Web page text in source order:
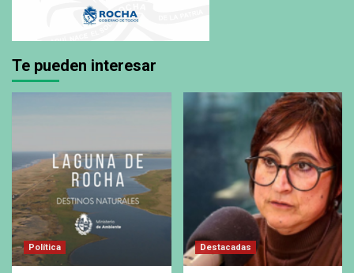
Te pueden interesar
Política Destacadas